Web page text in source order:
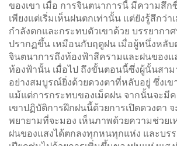
ของเขา เมื่อ การจินตนาการนี้ มีความสึ
เพียงแต่เริ่มเห็นฝนตกเท่านั้น แต่ยังรู้สึกว่า
กำลังตกและกระทบตัวเขาด้วย บรรยากา
ปรากฏขึ้น เหมือนกับฤดูฝน เมื่อผู้หนึ่งหลับ
จินตนาการถึงท้องฟ้าสีครามและฝนของแ
ท้องฟ้านั้น เมื่อไป ถึงขั้นตอนนี้ซึ่งผู้นั้นสา
อย่างสมบูรณ์ยิ่งด้วยดวงตาที่หลับอยู่ ซึ่งเข
แม้แต่การกระทบของเม็ดฝน จากนั้นจะมี
เขาปฏิบัติการฝึกฝนนี้ด้วยการเปิดดวงตา
พยายามที่จะมอง เห็นภาพด้วยความช่วย
ฝนของแสงได้ตกลงทุกหนทุกแห่ง และบร